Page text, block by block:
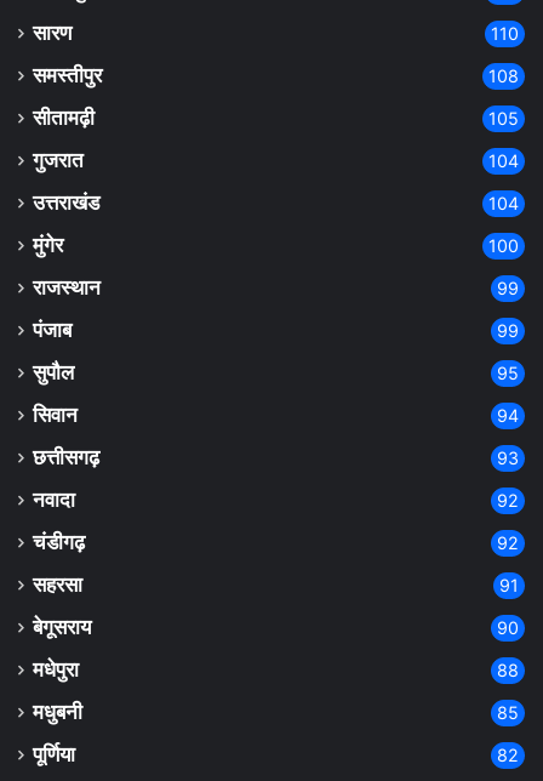
सारण 110
समस्तीपुर 108
सीतामढ़ी 105
गुजरात 104
उत्तराखंड 104
मुंगेर 100
राजस्थान 99
पंजाब 99
सुपौल 95
सिवान 94
छत्तीसगढ़ 93
नवादा 92
चंडीगढ़ 92
सहरसा 91
बेगूसराय 90
मधेपुरा 88
मधुबनी 85
पूर्णिया 82